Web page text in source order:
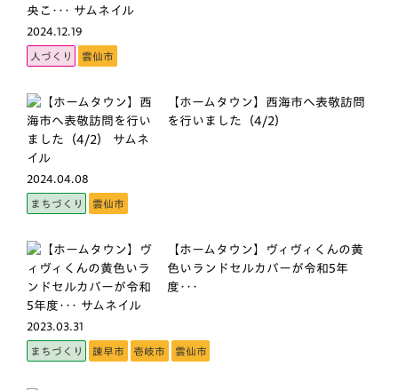
2024.12.19
人づくり 雲仙市
2024.04.08
【ホームタウン】西海市へ表敬訪問
を行いました（4/2）
まちづくり 雲仙市
2023.03.31
【ホームタウン】ヴィヴィくんの黄
色いランドセルカバーが令和5年
度･･･
まちづくり 諫早市 壱岐市 雲仙市